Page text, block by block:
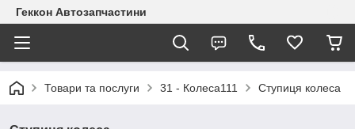
Геккон Автозапчастини
Товари та послуги 31 - Колеса111 Ступиця колеса